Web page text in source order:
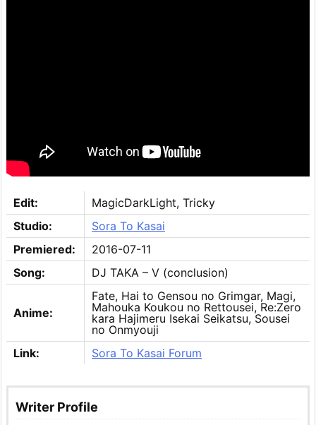
Edit:
MagicDarkLight, Tricky
Studio:
Sora To Kasai
Premiered:
2016-07-11
Song:
DJ TAKA – V (conclusion)
Anime:
Fate, Hai to Gensou no Grimgar, Magi,
Mahouka Koukou no Rettousei, Re:Zero
kara Hajimeru Isekai Seikatsu, Sousei
no Onmyouji
Link:
Sora To Kasai Forum
Writer Profile